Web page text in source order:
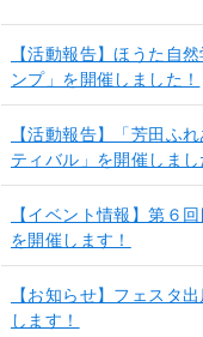
【活動報告】ほうた自
ンプ」を開催しました！
【活動報告】「芳田ふ
ティバル」を開催しまし
【イベント情報】第６
を開催します！
【お知らせ】フェスタ
します！